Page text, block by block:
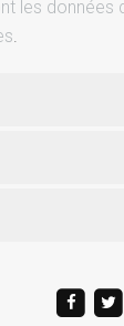
les données
.